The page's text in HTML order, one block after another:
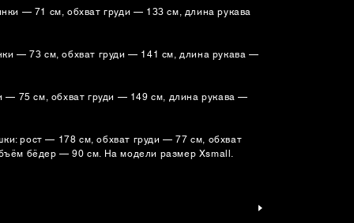
— 71 см, обхват груди — 133 см, длина рукава
— 73 см, обхват груди — 141 см, длина рукава —
— 75 см, обхват груди — 149 см, длина рукава —
рост — 178 см, обхват груди — 77 см, обхват
бёдер — 90 см. На модели размер Xsmall.